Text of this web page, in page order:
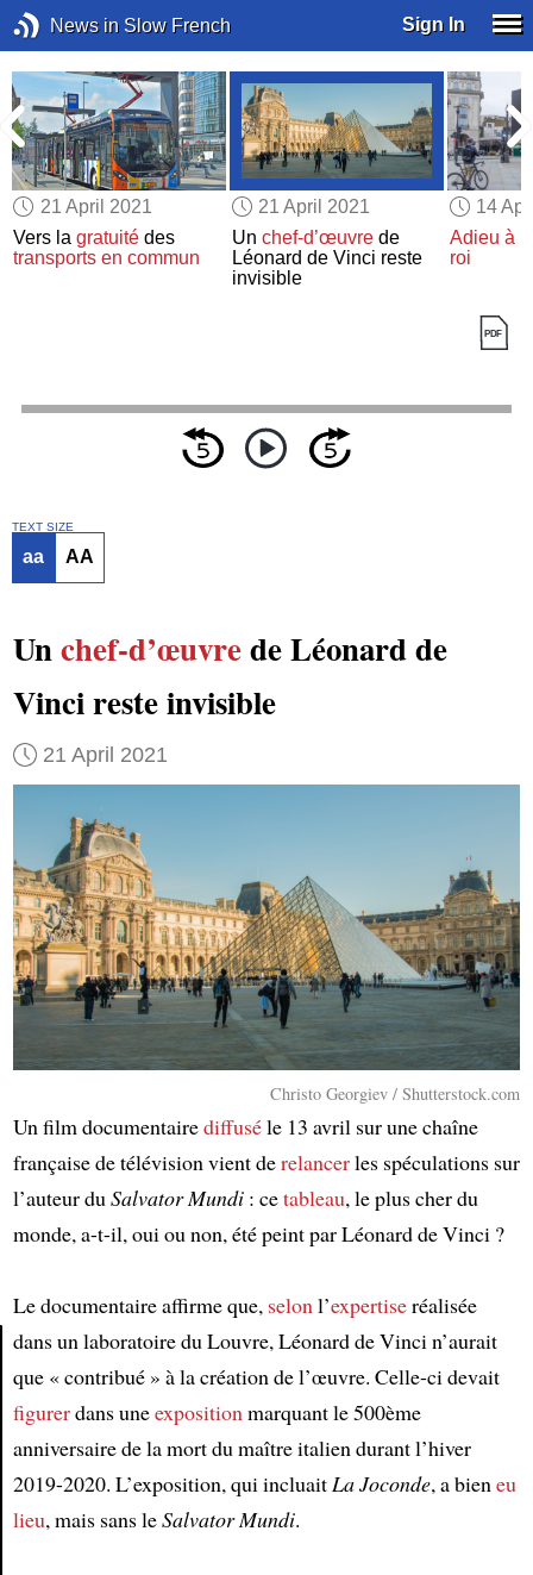
News in Slow French Sign In
21 April 2021
Vers lagratuité des
transports en commun
21 April 2021
Un chef-d’œuvrede
Léonard de Vinci reste
invisible
14
Adieu à
roi
TEXT SIZE
aa AA
Unchef-d’œuvrede Léonard de
Vinci reste invisible
21 April 2021
Christo Georgiev / Shutterstock.com
Un film documentairediffuséle 13 avril sur une chaîne
française de télévision vient derelancerles spéculations sur
l’auteur duSalvator Mundi: cetableau, le plus cher du
monde, a-t-il, oui ou non, été peint par Léonard de Vinci ?
Le documentaire affirme que, selonl’expertiseréalisée
dans un laboratoire du Louvre, Léonard de Vinci n’aurait
que « contribué » à la création de l’œuvre. Celle-ci devait
figurerdans uneexpositionmarquant le 500ème
anniversaire de la mort du maître italien durant l’hiver
2019-2020. L’exposition, qui incluaitLa Joconde, a bieneu
lieu, mais sans leSalvator Mundi.